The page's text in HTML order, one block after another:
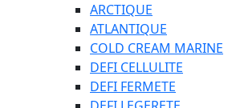
ARCTIQUE
ATLANTIQUE
COLD CREAM MARINE
DEFI CELLULITE
DEFI FERMETE